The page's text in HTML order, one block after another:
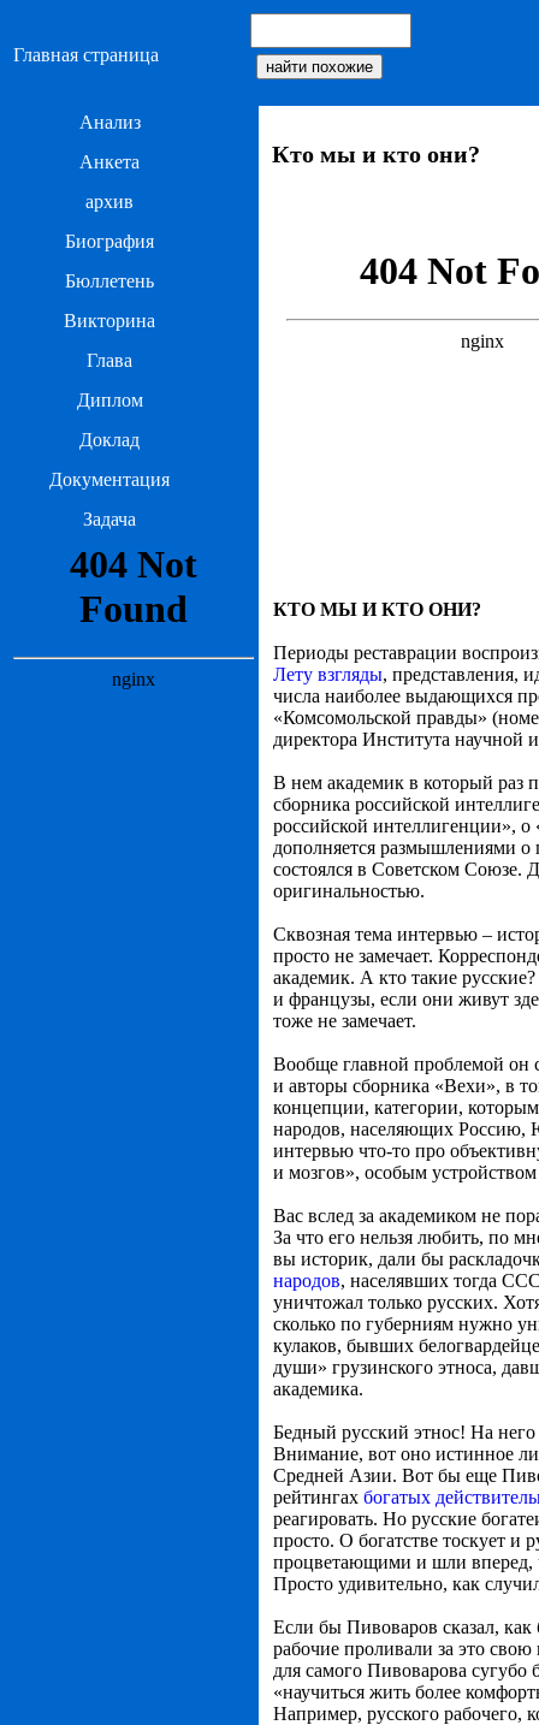
Главная страница
Анализ
Анкета
архив
Биография
Бюллетень
Викторина
Глава
Диплом
Доклад
Документация
Задача
Кто мы и кто они?
КТО МЫ И КТО ОНИ?
Периоды реставрации
Лету взгляды, представления,
числа наиболее выдающихся
«Комсомольской правды»
директора Института
В нем академик в который раз
сборника российской
российской интеллигенции», о
дополняется размышлениями о
состоялся в Советском Союзе.
оригинальностью.
Сквозная тема интервью –
просто не замечает.
академик. А кто такие
и французы, если они живут
тоже не замечает.
Вообще главной проблемой он
и авторы сборника «Вехи», в
концепции, категории,
народов, населяющих Россию,
интервью что-то про
и мозгов», особым
Вас вслед за академиком не
За что его нельзя любить, по
вы историк, дали бы
народов, населявших тогда
уничтожал только русских.
сколько по губерниям нужно
кулаков, бывших
души» грузинского этноса,
академика.
Бедный русский этнос! На
Внимание, вот оно истинное
Средней Азии. Вот бы еще
рейтингах богатых
реагировать. Но русские
просто. О богатстве тоскует
процветающими и шли вперед,
Просто удивительно, как
Если бы Пивоваров сказал, как
рабочие проливали за это
для самого Пивоварова
«научиться жить более
Например, русского рабочего,